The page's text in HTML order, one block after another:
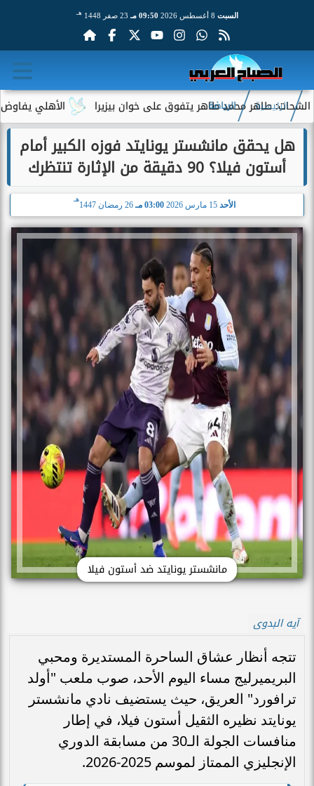
السبت 09:50 مـ 23 صفر 1448 هـ
الأهلي يفاوض أحمد عبد محمد طاهر يتفوق على خوان بيزيرا
الرئيسية الرياضة
هل يحقق مانشستر يونايتد فوزه الكبير أمام
أستون فيلا؟ 90 دقيقة من الإثارة تنتظرك
الأحد 15 مارس 2026 03:00 مـ 26 رمضان 1447
هـ
مانشستر يونايتد ضد أستون فيلا
آيه البدوى
تتجه أنظار عشاق الساحرة المستديرة ومحبي
البريميرليج مساء اليوم الأحد، صوب ملعب "أولد
ترافورد" العريق، حيث يستضيف نادي مانشستر
يونايتد نظيره الثقيل أستون فيلا، في إطار
منافسات الجولة الـ30 من مسابقة الدوري
الإنجليزي الممتاز لموسم 2025-2026.